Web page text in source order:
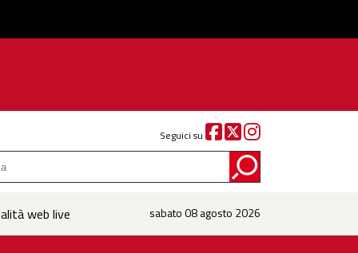
Seguici su
web live sabato 08 agosto 2026